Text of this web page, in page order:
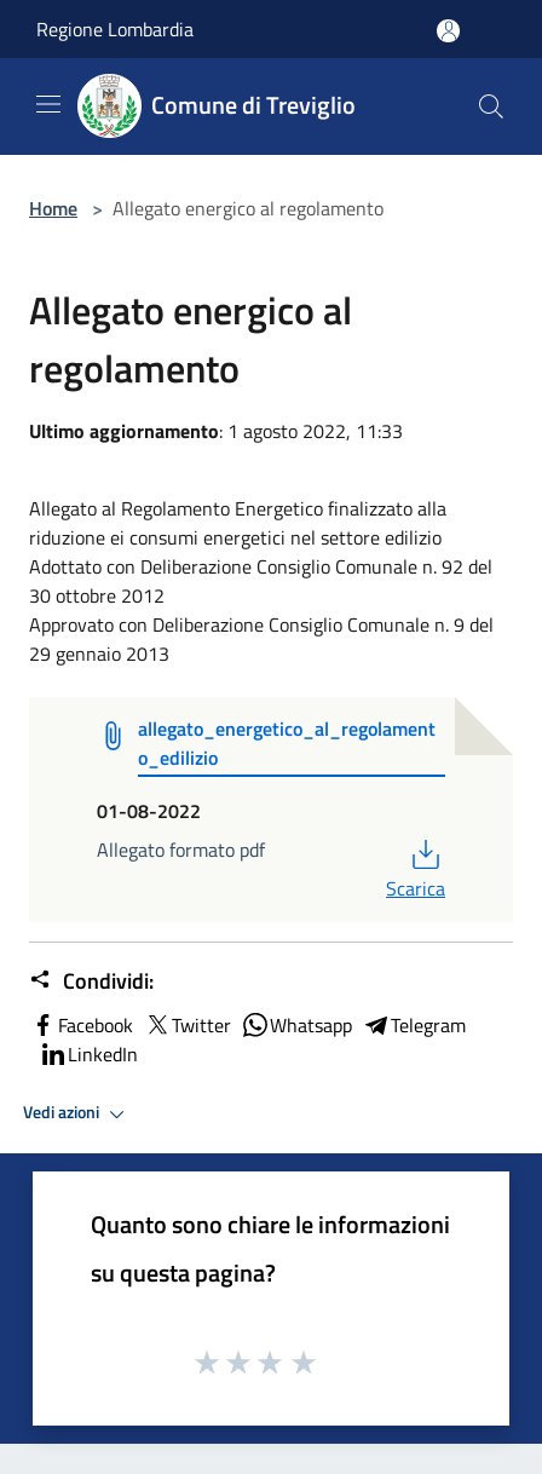
Regione Lombardia
Comune di Treviglio
Home > Allegato energico al regolamento
Allegato energico al
regolamento
Ultimo aggiornamento: 1 agosto 2022, 11:33
Allegato al Regolamento Energetico finalizzato alla
riduzione ei consumi energetici nel settore edilizio
Adottato con Deliberazione Consiglio Comunale n. 92 del
30 ottobre 2012
Approvato con Deliberazione Consiglio Comunale n. 9 del
29 gennaio 2013
allegato_energetico_al_regolament
o_edilizio
01-08-2022
Allegato formato pdf
Scarica
Condividi:
Facebook Twitter Whatsapp
Telegram
LinkedIn
Vedi azioni
Quanto sono chiare le informazioni
su questa pagina?